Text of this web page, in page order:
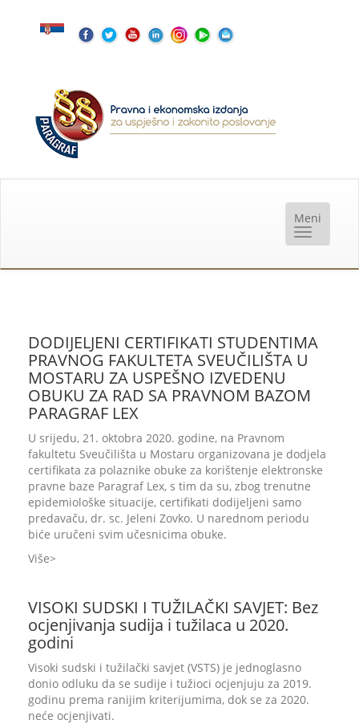
DODIJELJENI CERTIFIKATI STUDENTIMA
PRAVNOG FAKULTETA SVEUČILIŠTA U
MOSTARU ZA USPEŠNO IZVEDENU
OBUKU ZA RAD SA PRAVNOM BAZOM
PARAGRAF LEX
U srijedu, 21. oktobra 2020. godine, na Pravnom
fakultetu Sveučilišta u Mostaru organizovana je dodjela
certifikata za polaznike obuke za korištenje elektronske
pravne baze Paragraf Lex, s tim da su, zbog trenutne
epidemiološke situacije, certifikati dodijeljeni samo
predavaču, dr. sc. Jeleni Zovko. U narednom periodu
biće uručeni svim učesnicima obuke.
Više
VISOKI SUDSKI I TUŽILAČKI SAVJET: Bez
ocjenjivanja sudija i tužilaca u 2020.
godini
Visoki sudski i tužilački savjet (VSTS) je jednoglasno
donio odluku da se sudije i tužioci ocjenjuju za 2019.
godinu prema ranijim kriterijumima, dok se za 2020.
neće ocjenjivati.